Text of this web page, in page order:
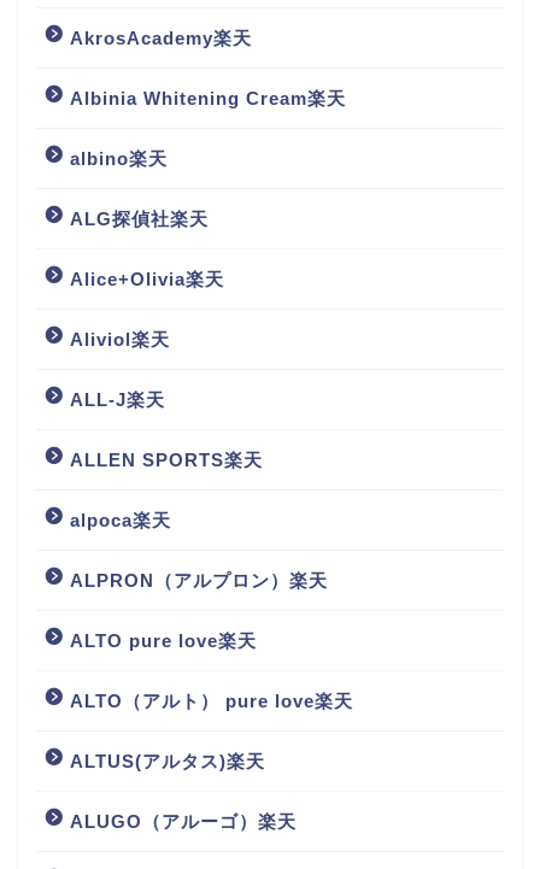
AkrosAcademy楽天
Albinia Whitening Cream楽天
albino楽天
ALG探偵社楽天
Alice+Olivia楽天
Aliviol楽天
ALL-J楽天
ALLEN SPORTS楽天
alpoca楽天
ALPRON（アルプロン）楽天
ALTO pure love楽天
ALTO（アルト） pure love楽天
ALTUS(アルタス)楽天
ALUGO（アルーゴ）楽天